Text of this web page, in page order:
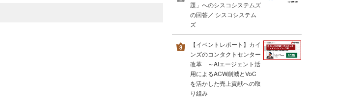
題」へのシスコシステムズ
の回答／ シスコシステム
ズ
【イベントレポート】カイ
ンズのコンタクトセンター
改革 ～AIエージェント活
用によるACW削減とVoC
を活かした売上貢献への取
り組み